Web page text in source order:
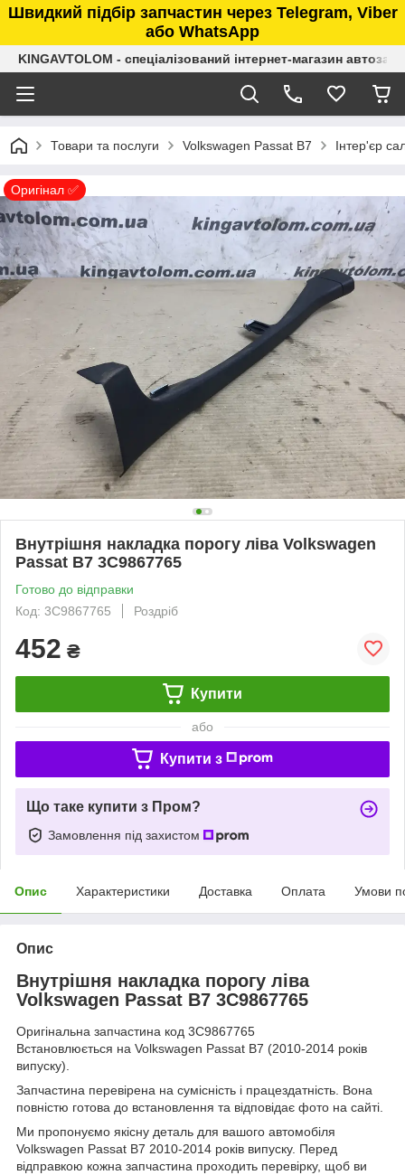
Швидкий підбір запчастин через Telegram, Viber
або WhatsApp
KINGAVTOLOM - спеціалізований інтернет-магазин
Товари та послуги Volkswagen Passat B7 Інтер'єр
Оригінал ✅
Внутрішня накладка порогу ліва Volkswagen
Passat B7 3C9867765
Готово до відправки
Код: 3C9867765
Роздріб
452 ₴
Купити
або
Купити з
Що таке купити з Пром?
Замовлення під захистом
Опис Характеристики Доставка Оплата Умови
Опис
Внутрішня накладка порогу ліва
Volkswagen Passat B7 3C9867765
Оригінальна запчастина код 3C9867765
Встановлюється на Volkswagen Passat B7 (2010-2014 років
випуску).
Запчастина перевірена на сумісність і працездатність. Вона
повністю готова до встановлення та відповідає фото на сайті.
Ми пропонуємо якісну деталь для вашого автомобіля
Volkswagen Passat B7 2010-2014 років випуску. Перед
відправкою кожна запчастина проходить перевірку, щоб ви